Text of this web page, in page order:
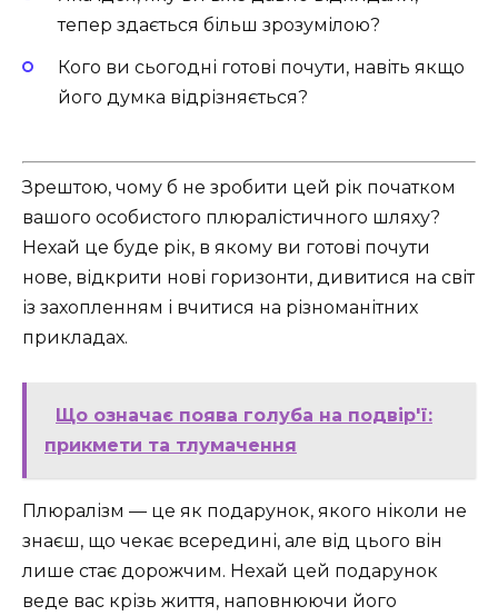
тепер здається більш зрозумілою?
Кого ви сьогодні готові почути, навіть якщо
його думка відрізняється?
Зрештою, чому б не зробити цей рік початком
вашого особистого плюралістичного шляху?
Нехай це буде рік, в якому ви готові почути
нове, відкрити нові горизонти, дивитися на світ
із захопленням і вчитися на різноманітних
прикладах.
Що означає поява голуба на подвір'ї:
прикмети та тлумачення
Плюралізм — це як подарунок, якого ніколи не
знаєш, що чекає всередині, але від цього він
лише стає дорожчим. Нехай цей подарунок
веде вас крізь життя, наповнюючи його